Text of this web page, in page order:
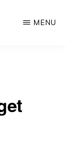
MENU